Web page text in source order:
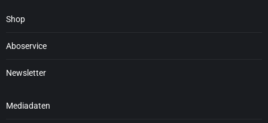
Shop
Aboservice
Newsletter
Mediadaten